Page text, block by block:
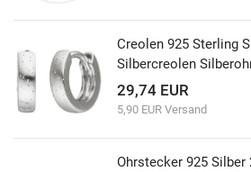
Creolen 925 Sterling
Silbercreolen
29,74 EUR
5,90 EUR Versand
Ohrstecker 925